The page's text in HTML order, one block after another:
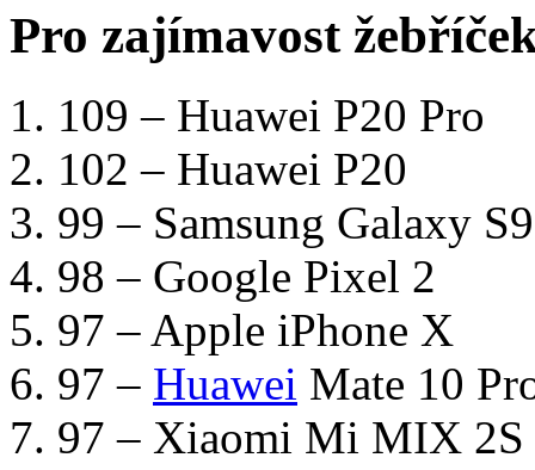
Pro zajímavost
109 – Huawei P20 Pro
102 – Huawei P20
99 – Samsung Galaxy
98 – Google Pixel 2
97 – Apple iPhone X
97 – Huawei Mate 10
97 – Xiaomi Mi MIX 2S